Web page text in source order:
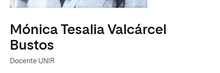
Mónica Tesalia Valcárcel
Bustos
Docente UNIR